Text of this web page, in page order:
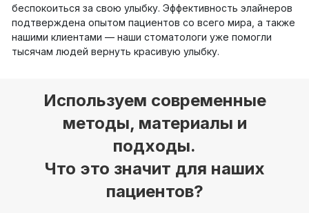
беспокоиться за свою улыбку. Эффективность элайнеров
подтверждена опытом пациентов со всего мира, а также
нашими клиентами — наши стоматологи уже помогли
тысячам людей вернуть красивую улыбку.
Используем современные
методы, материалы и
подходы.
Что это значит для наших
пациентов?